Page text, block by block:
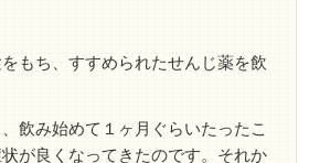
もち、すすめられたせんじ薬を飲
飲み始めて１ヶ月ぐらいたったこ
が良くなってきたのです。それか